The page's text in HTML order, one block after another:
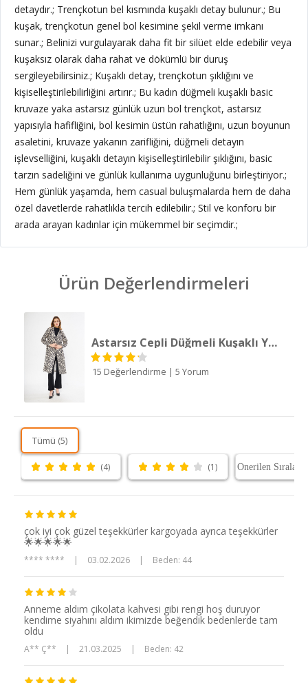
detaydır.; Trençkotun bel kısmında kuşaklı detay bulunur.; Bu
kuşak, trençkotun genel bol kesimine şekil verme imkanı
sunar.; Belinizi vurgulayarak daha fit bir silüet elde edebilir veya
kuşaksız olarak daha rahat ve dökümlü bir duruş
sergileyebilirsiniz.; Kuşaklı detay, trençkotun şıklığını ve
kişiselleştirilebilirliğini artırır.; Bu kadın düğmeli kuşaklı basic
kruvaze yaka astarsız günlük uzun bol trençkot, astarsız
yapısıyla hafifliğini, bol kesimin üstün rahatlığını, uzun boyunun
asaletini, kruvaze yakanın zarifliğini, düğmeli detayın
işlevselliğini, kuşaklı detayın kişiselleştirilebilir şıklığını, basic
tarzın sadeliğini ve günlük kullanıma uygunluğunu birleştiriyor.;
Hem günlük yaşamda, hem casual buluşmalarda hem de daha
özel davetlerde rahatlıkla tercih edilebilir.; Stil ve konforu bir
arada arayan kadınlar için mükemmel bir seçimdir.;
Ürün Değerlendirmeleri
Astarsız Cepli Düğmeli Kuşaklı Yazlık Trenç
15 Değerlendirme | 5 Yorum
Tümü (5)
(4) (1)
çok iyi çok güzel teşekkürler kargoyada ayrıca teşekkürler
🌟🌟🌟🌟🌟
**** **** | 03.02.2026 | Beden: 44
Anneme aldım çikolata kahvesi gibi rengi hoş duruyor
kendime siyahını aldım ikimizde beğendik bedenlerde tam
oldu
A** Ç** | 21.03.2025 | Beden: 42